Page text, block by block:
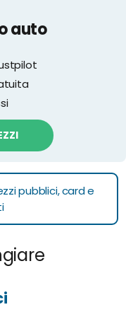
auto
pubblici, card e